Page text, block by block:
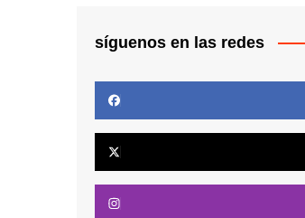
síguenos en las redes